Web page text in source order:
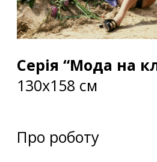
Серія “Мода на
130х158 см
Про роботу